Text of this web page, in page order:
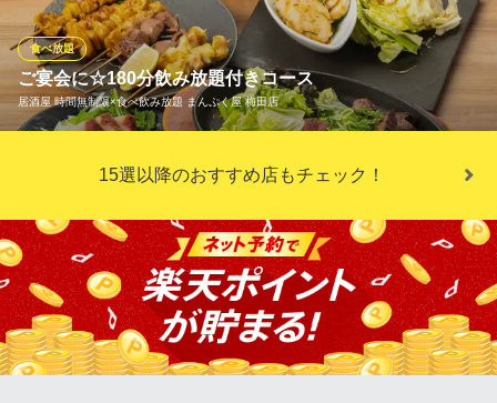
トドリンクなど揃いに揃って全部で約100種類！
うめだ阪急ビアガーデン
ビアガーデン
大阪メトロ御堂筋線梅田駅 徒歩1分
ご宴会に☆180分飲み放題付きコース
居酒屋 時間無制限×食べ飲み放題 まんぷく屋 梅田店
食べ放題
当店では、お客様にゆっくりとご宴会を楽しんでいただくために
【180分飲み放題付きコース】を多数ご用意しております。 定番
当店へ是非へどうぞ！！180分飲み放題付きは2,999円とお財布に
も優しいので、学生さんや給料日前のサラリーマンの皆様！必見
です！
居酒屋 時間無制限×食べ飲み放題 まんぷく屋 梅田店
食べ放題居酒屋
15選以降のおすすめ店もチェック！